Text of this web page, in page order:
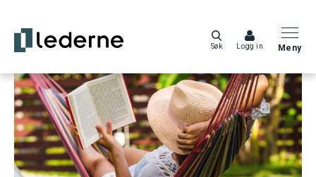
Søk Logg in Meny